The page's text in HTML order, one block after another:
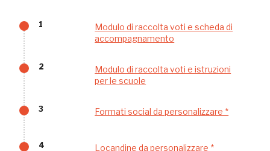
1
Modulo di raccolta voti e scheda di
accompagnamento
2
Modulo di raccolta voti e istruzioni
per le scuole
3 Formati social da personalizzare *
4 Locandine da personalizzare *